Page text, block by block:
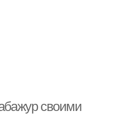
своими